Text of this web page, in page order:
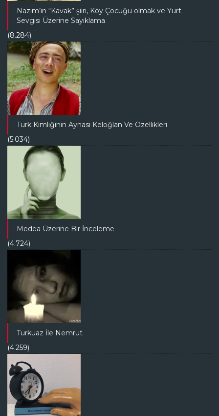
Nazım’ın “Kavak” şiiri, Köy Çocuğu olmak ve Yurt
Sevgisi Üzerine Sayıklama
(8.284)
Türk Kimliğinin Aynası Keloğlan Ve Özellikleri
(5.034)
Medea Üzerine Bir İnceleme
(4.724)
Turkuaz İle Nemrut
(4.259)